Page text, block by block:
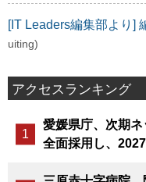
[IT Leaders編集部より]
uiting)
アクセスランキング
愛媛県庁、次期
全面採用し、